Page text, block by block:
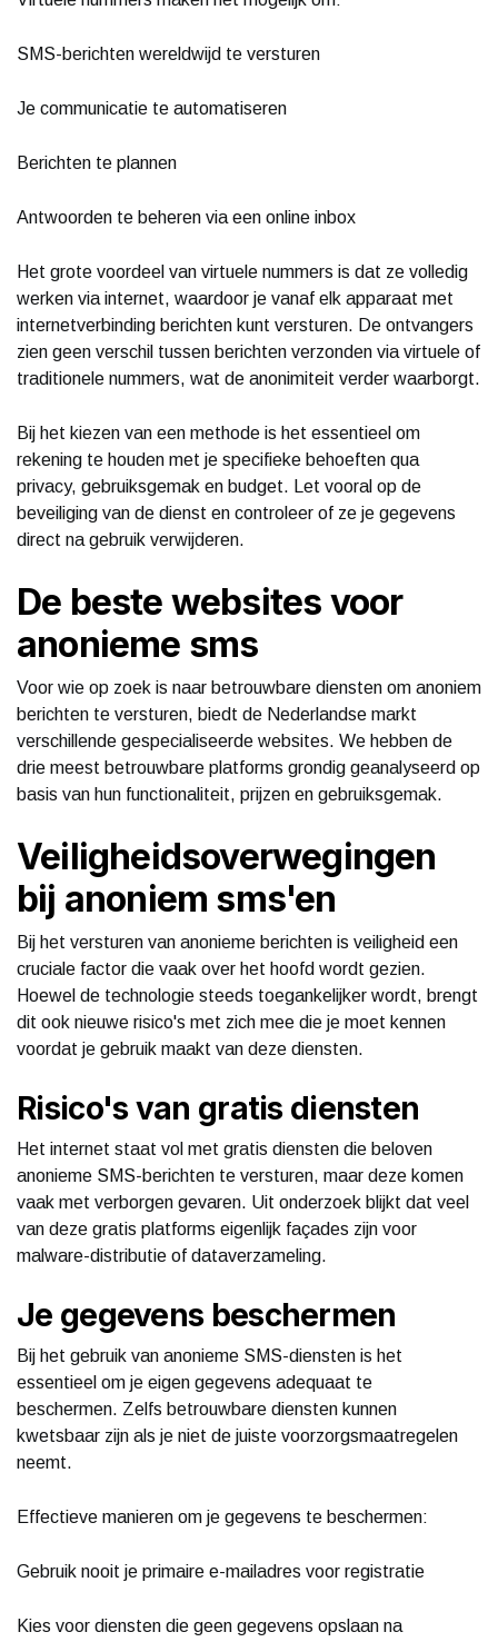
SMS-berichten wereldwijd te versturen
Je communicatie te automatiseren
Berichten te plannen
Antwoorden te beheren via een online inbox
Het grote voordeel van virtuele nummers is dat ze volledig
werken via internet, waardoor je vanaf elk apparaat met
internetverbinding berichten kunt versturen. De ontvangers
zien geen verschil tussen berichten verzonden via virtuele of
traditionele nummers, wat de anonimiteit verder waarborgt.
Bij het kiezen van een methode is het essentieel om
rekening te houden met je specifieke behoeften qua
privacy, gebruiksgemak en budget. Let vooral op de
beveiliging van de dienst en controleer of ze je gegevens
direct na gebruik verwijderen.
De beste websites voor
anonieme sms
Voor wie op zoek is naar betrouwbare diensten om anoniem
berichten te versturen, biedt de Nederlandse markt
verschillende gespecialiseerde websites. We hebben de
drie meest betrouwbare platforms grondig geanalyseerd op
basis van hun functionaliteit, prijzen en gebruiksgemak.
Veiligheidsoverwegingen
bij anoniem sms'en
Bij het versturen van anonieme berichten is veiligheid een
cruciale factor die vaak over het hoofd wordt gezien.
Hoewel de technologie steeds toegankelijker wordt, brengt
dit ook nieuwe risico's met zich mee die je moet kennen
voordat je gebruik maakt van deze diensten.
Risico's van gratis diensten
Het internet staat vol met gratis diensten die beloven
anonieme SMS-berichten te versturen, maar deze komen
vaak met verborgen gevaren. Uit onderzoek blijkt dat veel
van deze gratis platforms eigenlijk façades zijn voor
malware-distributie of dataverzameling.
Je gegevens beschermen
Bij het gebruik van anonieme SMS-diensten is het
essentieel om je eigen gegevens adequaat te
beschermen. Zelfs betrouwbare diensten kunnen
kwetsbaar zijn als je niet de juiste voorzorgsmaatregelen
neemt.
Effectieve manieren om je gegevens te beschermen:
Gebruik nooit je primaire e-mailadres voor registratie
Kies voor diensten die geen gegevens opslaan na